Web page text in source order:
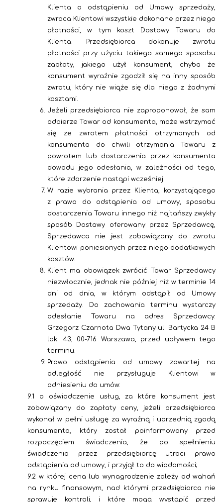
Klienta o odstąpieniu od Umowy sprzedaży,
zwraca Klientowi wszystkie dokonane przez niego
płatności, w tym koszt Dostawy Towaru do
Klienta. Przedsiębiorca dokonuje zwrotu
płatności przy użyciu takiego samego sposobu
zapłaty, jakiego użył konsument, chyba że
konsument wyraźnie zgodził się na inny sposób
zwrotu, który nie wiąże się dla niego z żadnymi
kosztami.
Jeżeli przedsiębiorca nie zaproponował, że sam
odbierze Towar od konsumenta, może wstrzymać
się ze zwrotem płatności otrzymanych od
konsumenta do chwili otrzymania Towaru z
powrotem lub dostarczenia przez konsumenta
dowodu jego odesłania, w zależności od tego,
które zdarzenie nastąpi wcześniej.
W razie wybrania przez Klienta, korzystającego
z prawa do odstąpienia od umowy, sposobu
dostarczenia Towaru innego niż najtańszy zwykły
sposób Dostawy oferowany przez Sprzedawcę,
Sprzedawca nie jest zobowiązany do zwrotu
Klientowi poniesionych przez niego dodatkowych
kosztów.
Klient ma obowiązek zwrócić Towar Sprzedawcy
niezwłocznie, jednak nie później niż w terminie 14
dni od dnia, w którym odstąpił od Umowy
sprzedaży. Do zachowania terminu wystarczy
odesłanie Towaru na adres Sprzedawcy:
Grzegorz Czarnota Dwa Tytany ul. Bartycka 24 B
lok. 43, 00-716 Warszawa, przed upływem tego
terminu.
Prawo odstąpienia od umowy zawartej na
odległość nie przysługuje Klientowi w
odniesieniu do umów:
9.1 o oświadczenie usług, za które konsument jest
zobowiązany do zapłaty ceny, jeżeli przedsiębiorca
wykonał w pełni usługę za wyraźną i uprzednią zgodą
konsumenta, który został poinformowany przed
rozpoczęciem świadczenia, że po spełnieniu
świadczenia przez przedsiębiorcę utraci prawo
odstąpienia od umowy, i przyjął to do wiadomości;
9.2 w której cena lub wynagrodzenie zależy od wahań
na rynku finansowym, nad którymi przedsiębiorca nie
sprawuje kontroli, i które mogą wystąpić przed